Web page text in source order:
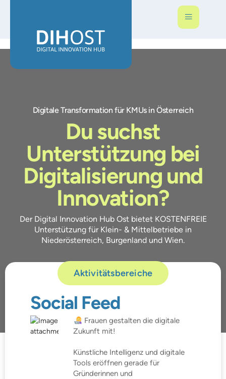
Digitale Transformation für KMUs in Österreich
Du suchst
Unterstützung bei
Digitalisierung und
Innovation?
Der Digital Innovation Hub Ost bietet KOSTENFREIE
Unterstützung für Klein- & Mittelbetriebe in
Niederösterreich, Burgenland und Wien.
Aktivitätsbereiche
Social Feed
Frauen gestalten die digitale
Zukunft mit!
Künstliche Intelligenz und digitale
Tools eröffnen gerade für
Gründerinnen und